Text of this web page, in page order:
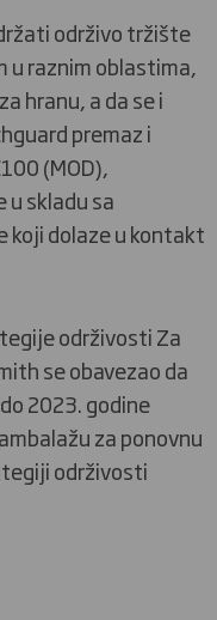
održivo tržište
u raznim oblastima,
hranu, a da se i
premaz i
(MOD),
u skladu sa
koji dolaze u kontakt
održivosti Za
se obavezao da
2023. godine
za ponovnu
održivosti